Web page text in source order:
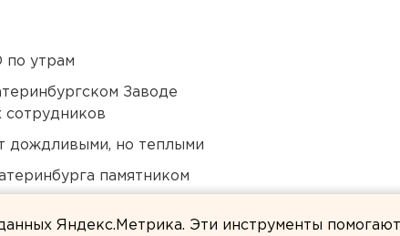
по утрам
Заводе
сотрудников
дождливыми, но теплыми
памятником
Яндекс.Метрика. Эти инструменты